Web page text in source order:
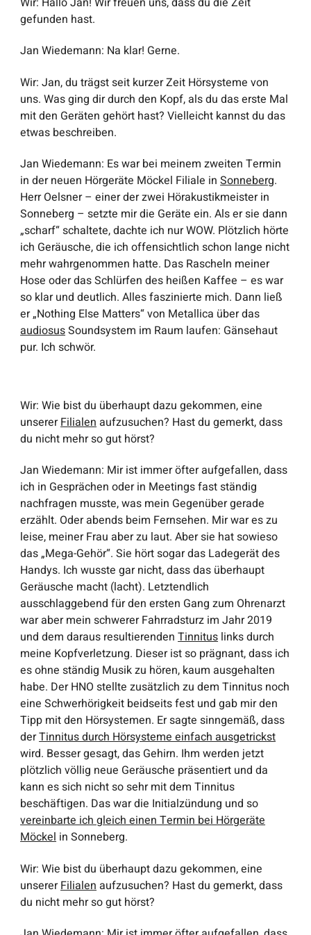
gefunden hast.
Jan Wiedemann: Na klar! Gerne.
Wir: Jan, du trägst seit kurzer Zeit Hörsysteme von
uns. Was ging dir durch den Kopf, als du das erste Mal
mit den Geräten gehört hast? Vielleicht kannst du das
etwas beschreiben.
Jan Wiedemann: Es war bei meinem zweiten Termin
in der neuen Hörgeräte Möckel Filiale inSonneberg.
Herr Oelsner – einer der zwei Hörakustikmeister in
Sonneberg – setzte mir die Geräte ein. Als er sie dann
„scharf“ schaltete, dachte ich nur WOW. Plötzlich hörte
ich Geräusche, die ich offensichtlich schon lange nicht
mehr wahrgenommen hatte. Das Rascheln meiner
Hose oder das Schlürfen des heißen Kaffee – es war
so klar und deutlich. Alles faszinierte mich. Dann ließ
er „Nothing Else Matters“ von Metallica über das
audiosusSoundsystem im Raum laufen: Gänsehaut
pur. Ich schwör.
Wir: Wie bist du überhaupt dazu gekommen, eine
unsererFilialenaufzusuchen? Hast du gemerkt, dass
du nicht mehr so gut hörst?
Jan Wiedemann: Mir ist immer öfter aufgefallen, dass
ich in Gesprächen oder in Meetings fast ständig
nachfragen musste, was mein Gegenüber gerade
erzählt. Oder abends beim Fernsehen. Mir war es zu
leise, meiner Frau aber zu laut. Aber sie hat sowieso
das „Mega-Gehör“. Sie hört sogar das Ladegerät des
Handys. Ich wusste gar nicht, dass das überhaupt
Geräusche macht (lacht). Letztendlich
ausschlaggebend für den ersten Gang zum Ohrenarzt
war aber mein schwerer Fahrradsturz im Jahr 2019
und dem daraus resultierendenTinnitus links durch
meine Kopfverletzung. Dieser ist so prägnant, dass ich
es ohne ständig Musik zu hören, kaum ausgehalten
habe. Der HNO stellte zusätzlich zu dem Tinnitus noch
eine Schwerhörigkeit beidseits fest und gab mir den
Tipp mit den Hörsystemen. Er sagte sinngemäß, dass
derTinnitus durch Hörsysteme einfach ausgetrickst
wird. Besser gesagt, das Gehirn. Ihm werden jetzt
plötzlich völlig neue Geräusche präsentiert und da
kann es sich nicht so sehr mit dem Tinnitus
beschäftigen. Das war die Initialzündung und so
vereinbarte ich gleich einen Termin bei Hörgeräte
Möckel in Sonneberg.
Wir: Wie bist du überhaupt dazu gekommen, eine
unsererFilialen aufzusuchen? Hast du gemerkt, dass
du nicht mehr so gut hörst?